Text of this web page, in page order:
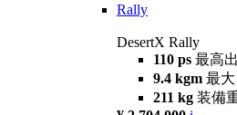
Rally
DesertX Rally
110 ps 最高
9.4 kgm 最
211 kg 装備